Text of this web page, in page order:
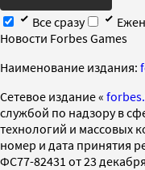
Все сразу
Новости Forbes Games
Наименование издания:
Cетевое издание «
службой по надзору в
технологий и массовых
номер и дата принятия
ФС77-82431 от 23